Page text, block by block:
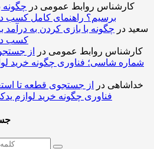
کارشناس روابط عمومی در چگونه
برسیم؟ راهنمای کامل کسب
سعید در چگونه با بازی کردن به
کسب
کارشناس روابط عمومی در
از
شماره شاسی؛ فناوری چگونه خرید
خداشاهی در
از جستجوی قطعه تا
فناوری چگونه خرید لوازم